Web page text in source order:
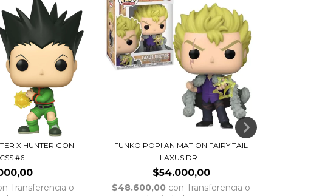
X HUNTER GON
#6...
Transferencia o
FUNKO POP! ANIMATION FAIRY TAIL
LAXUS DR...
$54.000,00
$48.600,00 con Transferencia o